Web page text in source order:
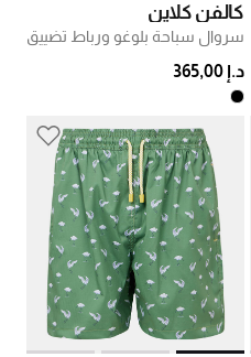
كالفن كلاين
سروال سباحة بلوغو ورباط تضييق
د.إ 365,00